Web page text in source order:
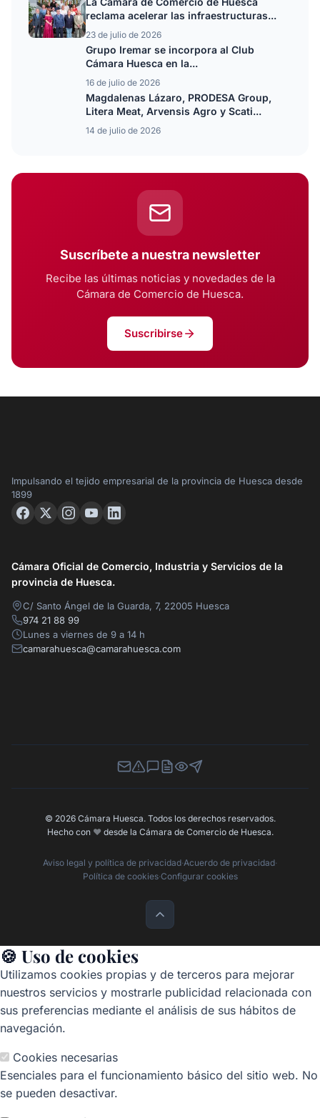
reclama acelerar las infraestructuras...
23 de julio de 2026
Grupo Iremar se incorpora al Club
Cámara Huesca en la...
16 de julio de 2026
Magdalenas Lázaro, PRODESA Group,
Litera Meat, Arvensis Agro y Scati...
14 de julio de 2026
Suscríbete a nuestra newsletter
Recibe las últimas noticias y novedades de la
Cámara de Comercio de Huesca.
Suscribirse
Impulsando el tejido empresarial de la provincia de Huesca desde
1899
Cámara Oficial de Comercio, Industria y Servicios de la
provincia de Huesca.
C/ Santo Ángel de la Guarda, 7, 22005 Huesca
974 21 88 99
Lunes a viernes de 9 a 14 h
camarahuesca@camarahuesca.com
Newsletter
Canal de Denuncias
Buzón de Sugerencias
Perfil Contratante
Ley de Transparencia
Contacta con nosotros
© 2026 Cámara Huesca. Todos los derechos reservados.
Hecho con ❤️ desde la Cámara de Comercio de Huesca.
Aviso legal y política de privacidad·Acuerdo de privacidad·
Política de cookies·Configurar cookies
🍪 Uso de cookies
Utilizamos cookies propias y de terceros para mejorar
nuestros servicios y mostrarle publicidad relacionada con
sus preferencias mediante el análisis de sus hábitos de
navegación.
Cookies necesarias
Esenciales para el funcionamiento básico del sitio web. No
se pueden desactivar.